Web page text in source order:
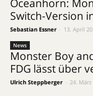
Oceanhorn:
Switch-Version
Sebastian Essner 13. April
News
Monster Boy
FDG lässt über
Ulrich Steppberger 24. März